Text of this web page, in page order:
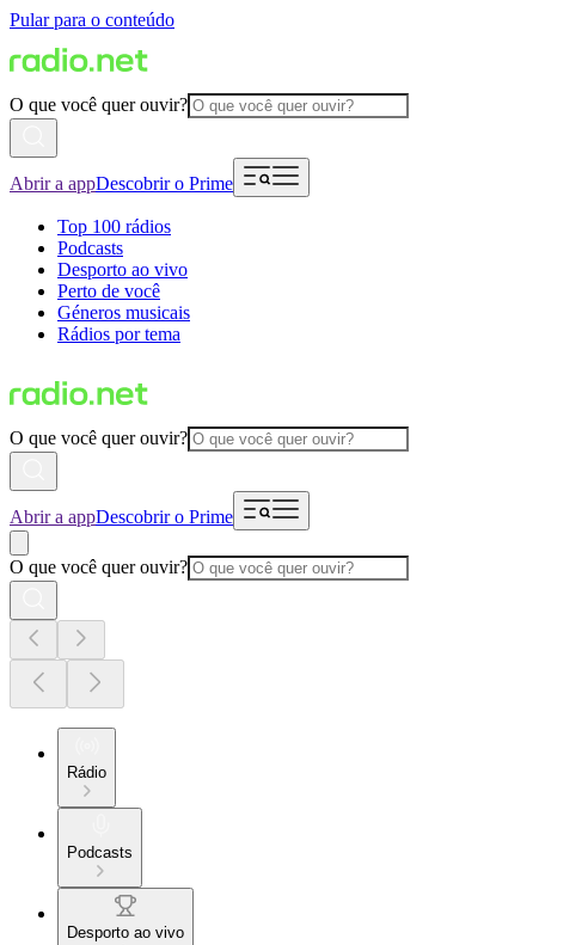
Pular para o conteúdo
O que você quer ouvir?
Abrir a appDescobrir o Prime
Top 100 rádios
Podcasts
Desporto ao vivo
Perto de você
Géneros musicais
Rádios por tema
O que você quer ouvir?
Abrir a appDescobrir o Prime
O que você quer ouvir?
Rádio
Podcasts
Desporto ao vivo